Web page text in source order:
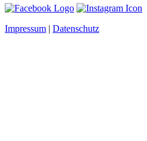
Impressum | Datenschutz